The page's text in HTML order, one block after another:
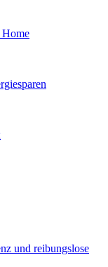
Home
und reibungslose